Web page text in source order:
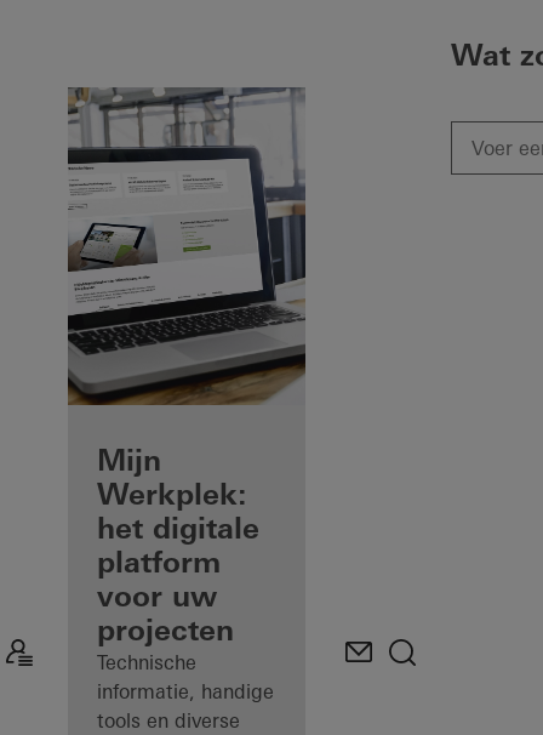
Voordelen voor
u als
geregistreerd
gevelfabrikant
Ontdek
Mijn
Werkplek
Mijn
Werkplek:
het digitale
platform
voor uw
projecten
Technische
informatie, handige
tools en diverse
Wat